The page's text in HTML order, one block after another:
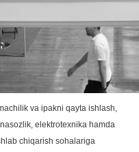
va ipakni qayta ishlash,
elektrotexnika hamda
chiqarish sohalariga